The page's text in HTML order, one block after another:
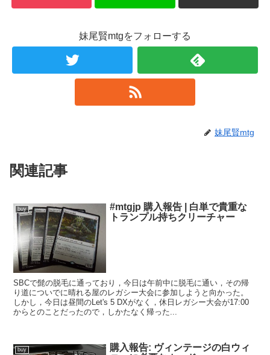
妹尾賢mtgをフォローする
妹尾賢mtg
関連記事
buy
#mtgjp 購入報告 | 白単で貴重な
トランプル持ちクリーチャー
SBCで髭の脱毛に通っており，今日は午前中に脱毛に通い，その帰
り道についでに晴れる屋のレガシー大会に参加しようと向かった。
しかし，今日は昼間のLet's 5 DXがなく，休日レガシー大会が17:00
からとのことだったので，しかたなく帰った...
buy
購入報告: ヴィンテージの白ウィ